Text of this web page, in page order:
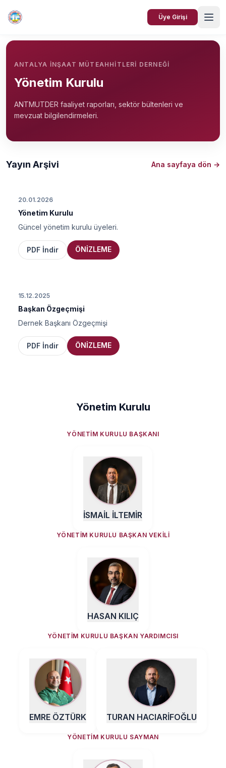
Üye Girişi
ANTALYA İNŞAAT MÜTEAHHITLERI DERNEĞI
Yönetim Kurulu
ANTMUTDER faaliyet raporları, sektör bültenleri ve
mevzuat bilgilendirmeleri.
Yayın Arşivi Ana sayfaya dön →
20.01.2026
Yönetim Kurulu
Güncel yönetim kurulu üyeleri.
PDF İndir ÖNİZLEME
15.12.2025
Başkan Özgeçmişi
Dernek Başkanı Özgeçmişi
PDF İndir ÖNİZLEME
Yönetim Kurulu
YÖNETIM KURULU BAŞKANI
İSMAİL İLTEMİR
YÖNETIM KURULU BAŞKAN VEKILI
HASAN KILIÇ
YÖNETIM KURULU BAŞKAN YARDIMCISI
EMRE ÖZTÜRK TURAN HACIARİFOĞLU
YÖNETIM KURULU SAYMAN